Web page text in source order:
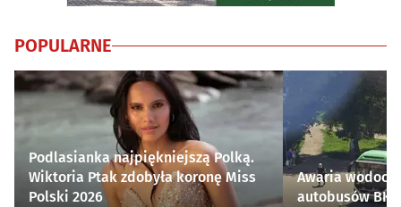
POPULARNE
Podlasianka najpiękniejszą Polką.
Wiktoria Ptak zdobyła koronę Miss
Polski 2026
Awaria
autobusów